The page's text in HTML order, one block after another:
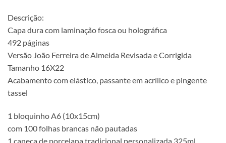
Descrição:
Capa dura com laminação fosca ou holográfica
492 páginas
Versão João Ferreira de Almeida Revisada e Corrigida
Tamanho 16X22
Acabamento com elástico, passante em acrílico e pingente
tassel
1 bloquinho A6 (10x15cm)
com 100 folhas brancas não pautadas
1 caneca de porcelana tradicional personalizada 325ml